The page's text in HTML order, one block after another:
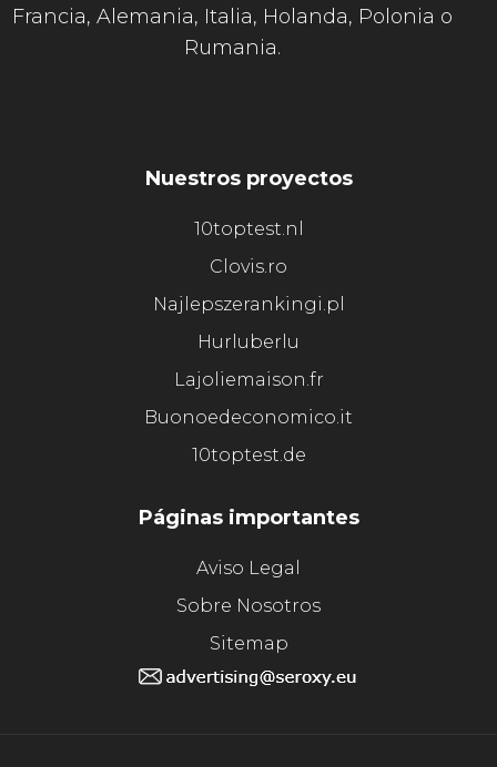
Francia, Alemania, Italia, Holanda, Polonia o
Rumania.
Nuestros proyectos
10toptest.nl
Clovis.ro
Najlepszerankingi.pl
Hurluberlu
Lajoliemaison.fr
Buonoedeconomico.it
10toptest.de
Páginas importantes
Aviso Legal
Sobre Nosotros
Sitemap